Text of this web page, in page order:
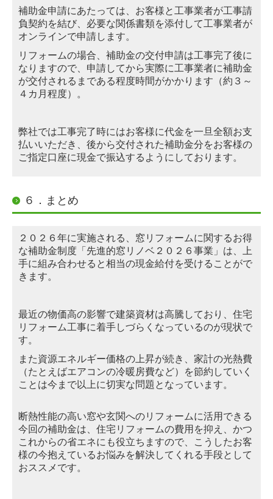
補助金申請にあたっては、お客様と工事業者が工事請
負契約を結び、必要な関係書類を添付して工事業者が
オンラインで申請します。
リフォームの場合、補助金の交付申請は工事完了後に
なりますので、申請してから実際に工事業者に補助金
が交付されるま である程度時間がかかります（約３～
４カ月程度）。
弊社では工事完了時にはお客様に代金を一旦全額お支
払いいただき、後から交付された補助金分をお客様の
ご指定口座に現金で振込するようにしております。
６．まとめ
２０２６年に実施される、窓リフォームに関するお得
な補助金制度「先進的窓リノベ２０２６事業」 は、上
手に組み合わせると相当の現金給付を受けることがで
きます。
最近の物価高の影響で建築資材は高騰しており、住宅
リフォーム工事に着手しづらくなっているのが現状で
す。
また資源エネルギー価格の上昇が続き、家計の光熱費
（たとえばエアコンの冷暖房費など）を節約していく
ことは今ま で以上に切実な問題となっています。
断熱性能の高い窓や玄関へのリフォームに活用できる
今回の補助金は、住宅リフォームの費用を抑え、かつ
これからの省エネにも役立ちますので、こうしたお客
様の今抱えているお悩みを解決してくれる手段として
おススメです。